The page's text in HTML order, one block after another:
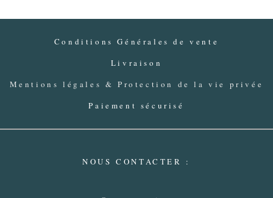
Conditions Générales de vente
Livraison
Mentions légales & Protection de la vie privée
Paiement sécurisé
NOUS CONTACTER :